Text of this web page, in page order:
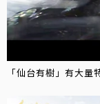
「仙台有樹」有大